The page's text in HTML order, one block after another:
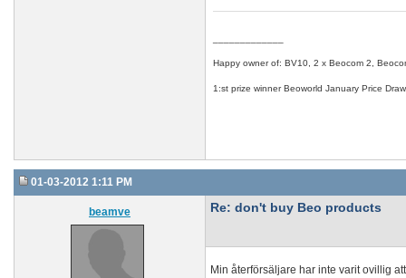
Happy owner of: BV10, 2 x Beocom 2,
1:st prize winner Beoworld January Price
01-03-2012 1:11 PM
beamve Re: don't buy Beo products
Min återförsäljare har inte varit ovillig